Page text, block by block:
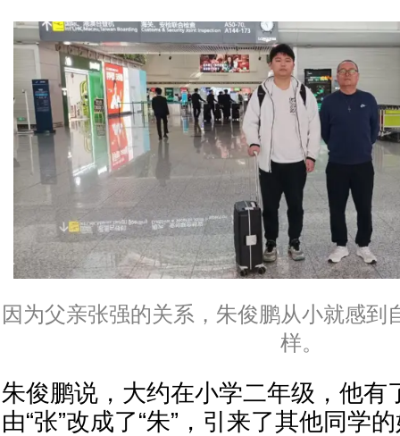
因为父亲张强的关系，朱俊鹏从小就感到
样。
朱俊鹏说，大约在小学二年级，他有
由“张”改成了“朱”，引来了其他同学